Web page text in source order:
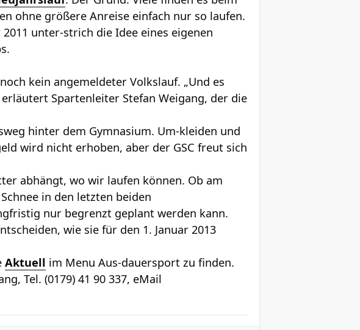
ohne größere Anreise einfach nur so laufen.
unter-strich die Idee eines eigenen
kein angemeldeter Volkslauf. „Und es
Spartenleiter Stefan Weigang, der die
hinter dem Gymnasium. Um-kleiden und
wird nicht erhoben, aber der GSC freut sich
abhängt, wo wir laufen können. Ob am
in den letzten beiden
nur begrenzt geplant werden kann.
wie sie für den 1. Januar 2013
Aktuell im Menu Aus-dauersport zu finden.
Tel. (0179) 41 90 337, eMail